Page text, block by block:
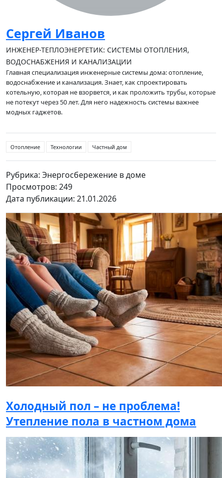
Сергей Иванов
ИНЖЕНЕР-ТЕПЛОЭНЕРГЕТИК: СИСТЕМЫ ОТОПЛЕНИЯ,
ВОДОСНАБЖЕНИЯ И КАНАЛИЗАЦИИ
Главная специализация инженерные системы дома: отопление,
водоснабжение и канализация. Знает, как спроектировать
котельную, которая не взорвется, и как проложить трубы, которые
не потекут через 50 лет. Для него надежность системы важнее
модных гаджетов.
Отопление Технологии Частный дом
Рубрика: Энергосбережение в доме
Просмотров: 249
Дата публикации: 21.01.2026
Холодный пол – не проблема!
Утепление пола в частном дома